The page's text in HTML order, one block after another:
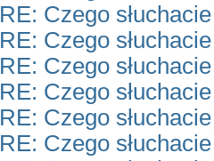
RE: Czego
RE: Czego
RE: Czego
RE: Czego
RE: Czego
RE: Czego